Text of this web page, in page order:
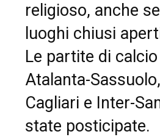
religioso, anche
luoghi chiusi
Le partite di
Atalanta-
Cagliari e Inter-
state posticipate.